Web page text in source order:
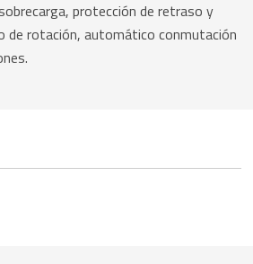
protección de retraso y
de rotación, automático conmutación